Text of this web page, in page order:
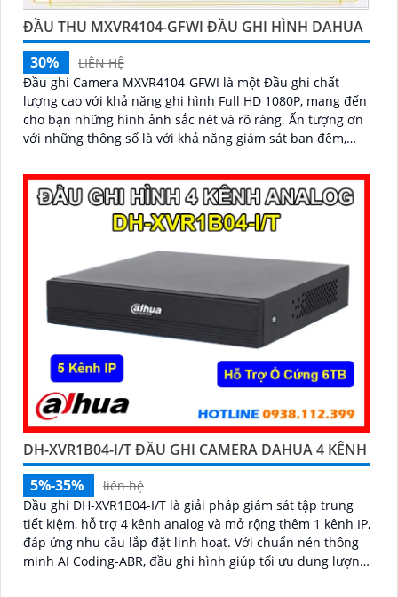
ĐẦU THU MXVR4104-GFWI ĐẦU GHI HÌNH DAHUA
30%
LIÊN HỆ
Đầu ghi Camera MXVR4104-GFWI là một Đầu ghi chất
lượng cao với khả năng ghi hình Full HD 1080P, mang đến
cho bạn những hình ảnh sắc nét và rõ ràng. Ấn tượng ơn
với những thông số là với khả năng giám sát ban đêm,
DH-XVR1B04-I/T ĐẦU GHI CAMERA DAHUA 4 KÊNH
5%-35%
liên hệ
Đầu ghi DH-XVR1B04-I/T là giải pháp giám sát tập trung
tiết kiệm, hỗ trợ 4 kênh analog và mở rộng thêm 1 kênh IP,
đáp ứng nhu cầu lắp đặt linh hoạt. Với chuẩn nén thông
minh AI Coding-ABR, đầu ghi hình giúp tối ưu dung lượng